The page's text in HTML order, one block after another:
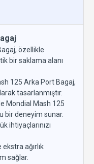
özellikle
bir saklama alanı
125 Arka Port Bagaj,
tasarlanmıştır.
Mondial Mash 125
bir deneyim sunar.
ihtiyaçlarınızı
ağırlık
sağlar.